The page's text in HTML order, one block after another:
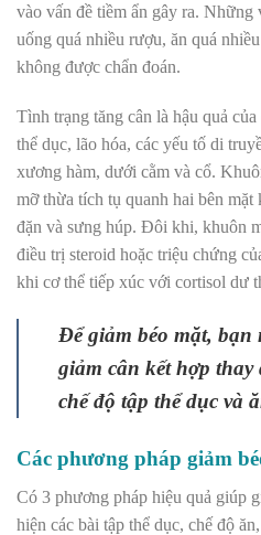
vào vấn đề tiềm ẩn gây ra. Những
uống quá nhiều rượu, ăn quá
không được chẩn đoán.
Tình trạng tăng cân là hậu quả
thể dục, lão hóa, các yếu tố di
xương hàm, dưới cằm và cổ.
mỡ thừa tích tụ quanh hai bên
đặn và sưng húp. Đôi khi, khuôn
điều trị steroid hoặc triệu chứng
khi cơ thể tiếp xúc với cortisol dư
Để giảm béo mặt, bạn
giảm cân kết hợp
chế độ tập thể dục và
Các phương pháp giảm
Có 3 phương pháp hiệu quả giúp
hiện các bài tập thể dục, chế độ